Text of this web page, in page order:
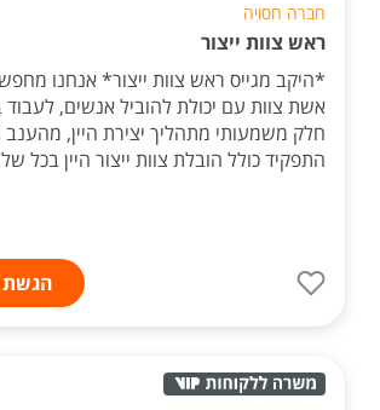
חברה חסויה
ראש צוות ייצור
*היקב מגייס ראש צוות ייצור* אנחנו
אשת צוות עם יכולת להוביל אנשים, לעבוד
חלק משמעותי מתהליך יצירת היין, מהענב
התפקיד כולל הובלת צוות ייצור היין בכל
הגשת